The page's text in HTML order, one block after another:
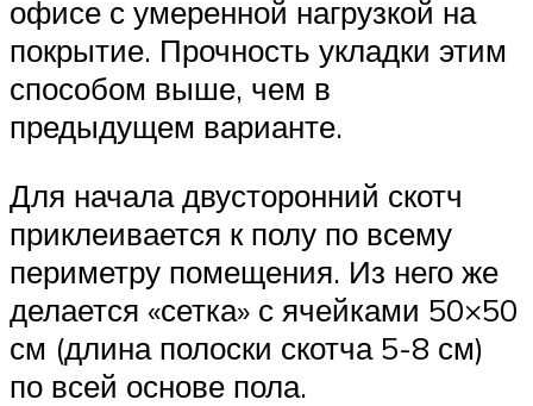
офисе с умеренной нагрузкой на
покрытие. Прочность укладки этим
способом выше, чем в
предыдущем варианте.
Для начала двусторонний скотч
приклеивается к полу по всему
периметру помещения. Из него же
делается «сетка» с ячейками 50×50
см (длина полоски скотча 5-8 см)
по всей основе пола.